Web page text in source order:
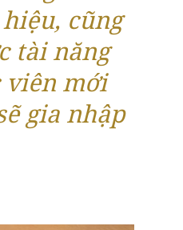
cũng
tài năng
viên mới
gia nhập